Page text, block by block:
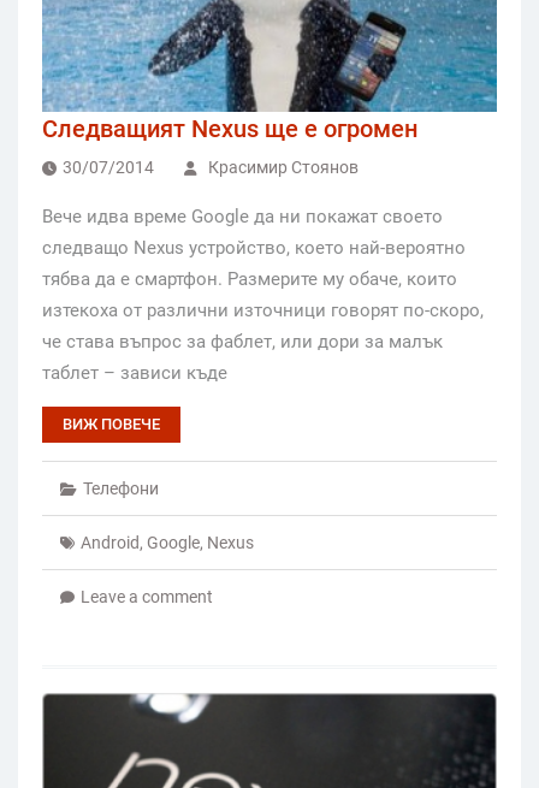
Следващият Nexus ще е огромен
30/07/2014 Красимир Стоянов
Вече идва време Google да ни покажат своето
следващо Nexus устройство, което най-вероятно
тябва да е смартфон. Размерите му обаче, които
изтекоха от различни източници говорят по-скоро,
че става въпрос за фаблет, или дори за малък
таблет – зависи къде
ВИЖ ПОВЕЧЕ
Телефони
Android, Google, Nexus
Leave a comment